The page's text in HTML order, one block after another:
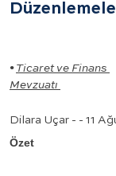
• Ticaret ve Finans
Mevzuatı
Dilara Uçar - - 11
Özet